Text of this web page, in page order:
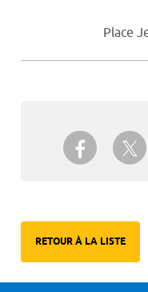
Place
RETOUR À LA LISTE